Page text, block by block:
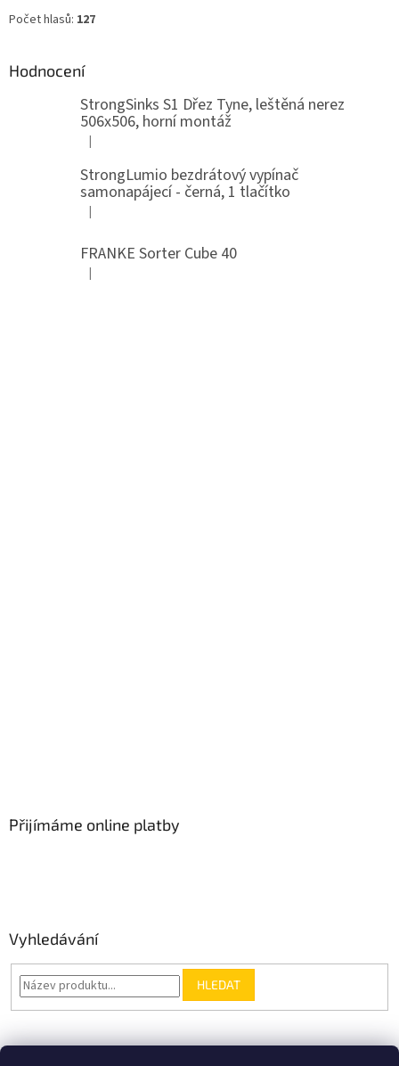
Počet hlasů: 127
Hodnocení
StrongSinks S1 Dřez Tyne, leštěná nerez
506x506, horní montáž
Hodnocení produktu je 5 z 5 hvězdiček.
|
StrongLumio bezdrátový vypínač
samonapájecí - černá, 1 tlačítko
Hodnocení produktu je 4 z 5 hvězdiček.
|
FRANKE Sorter Cube 40
Hodnocení produktu je 3 z 5 hvězdiček.
|
Přijímáme online platby
Vyhledávání
HLEDAT